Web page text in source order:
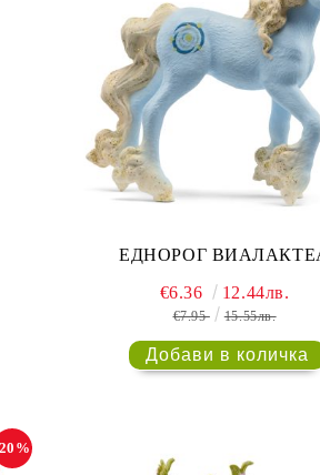
ЕДНОРОГ
€6.36 12.44лв.
€7.95 15.55лв.